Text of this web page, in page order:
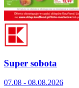
Super sobota
07.08 - 08.08.2026